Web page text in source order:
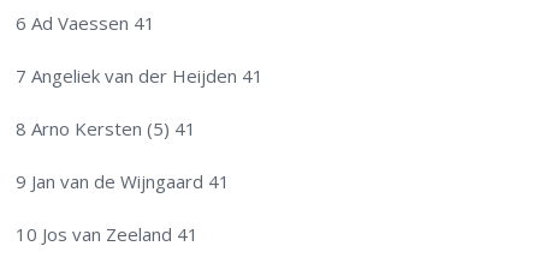
6 Ad Vaessen 41
7 Angeliek van der Heijden 41
8 Arno Kersten (5) 41
9 Jan van de Wijngaard 41
10 Jos van Zeeland 41